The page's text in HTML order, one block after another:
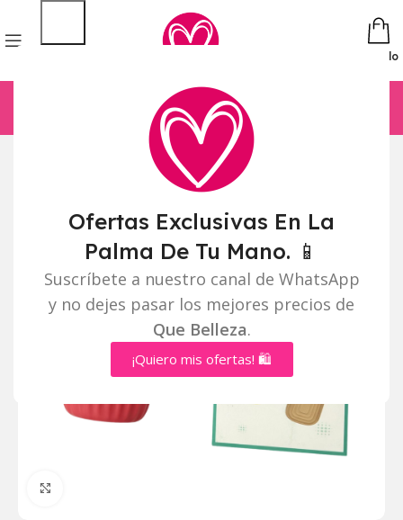
Ofertas Exclusivas En La
Palma De Tu Mano. 📱
Suscríbete a nuestro canal de WhatsApp
y no dejes pasar los mejores precios de
Que Belleza.
¡Quiero mis ofertas! 🛍️
Pedido